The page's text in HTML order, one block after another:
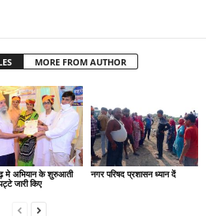
MORE FROM AUTHOR
मे अभियान के शुरुआती
जारी किए
नगर परिषद प्रशासन ध्यान दें